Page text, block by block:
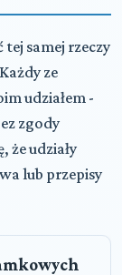
tej samej rzeczy
ze
udziałem -
zgody
że udziały
lub przepisy